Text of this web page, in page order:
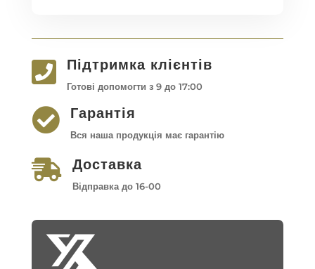
 Підтримка клієнтів
Готові допомогти з 9 до 17:00
 Гарантія
Вся наша продукція має гарантію
 Доставка
Відправка до 16-00